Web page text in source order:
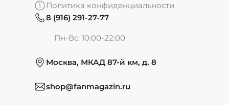
Обмен и возврат
Политика конфиденциальности
8 (916) 291-27-77
Пн-Вс: 10:00-22:00
Москва, МКАД 87-й км, д. 8
shop@fanmagazin.ru